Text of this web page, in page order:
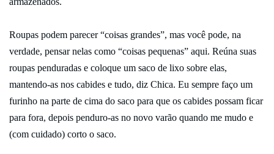
Roupas podem parecer “coisas grandes”, mas você pode, na
verdade, pensar nelas como “coisas pequenas” aqui. Reúna suas
roupas penduradas e coloque um saco de lixo sobre elas,
mantendo-as nos cabides e tudo, diz Chica. Eu sempre faço um
furinho na parte de cima do saco para que os cabides possam ficar
para fora, depois penduro-as no novo varão quando me mudo e
(com cuidado) corto o saco.